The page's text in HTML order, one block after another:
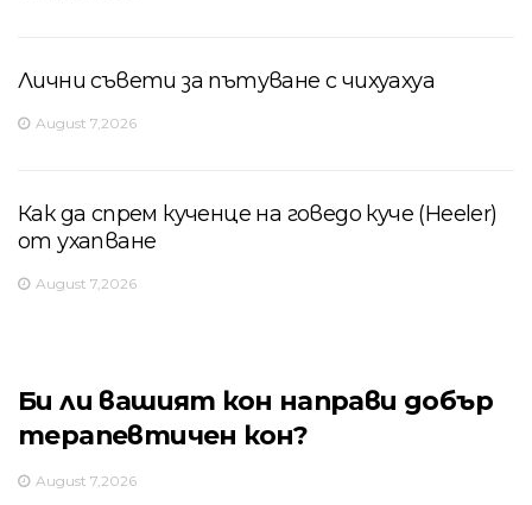
Лични съвети за пътуване с чихуахуа
August 7,2026
Как да спрем кученце на говедо куче (Heeler)
от ухапване
August 7,2026
Би ли вашият кон направи добър
терапевтичен кон?
August 7,2026